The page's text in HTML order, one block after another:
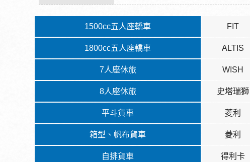
1500cc五人座轎車 FIT
1800cc五人座轎車 ALTIS
7人座休旅 WISH
8人座休旅 史塔瑞獅
平斗貨車 菱利
箱型、帆布貨車 菱利
自排貨車 得利卡